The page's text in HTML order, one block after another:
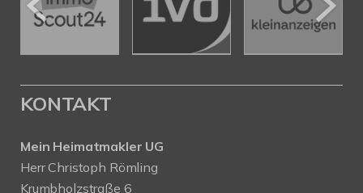
KONTAKT
Mein Heimatmakler UG
Herr Christoph Römling
Krumbholzstraße 6